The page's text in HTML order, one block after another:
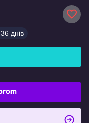
36 днів